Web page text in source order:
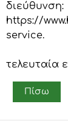
διεύθυνση:
https://
service.
τελευταία
Πίσω